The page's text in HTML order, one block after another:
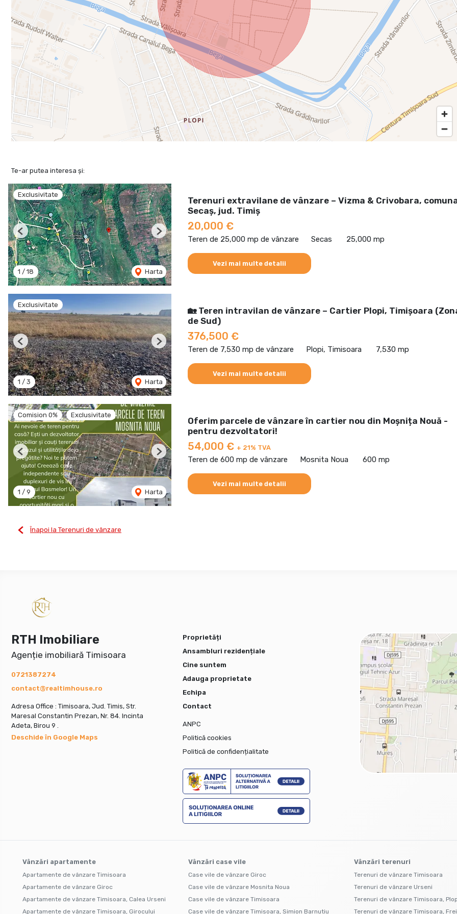
Te-ar putea interesa și:
Exclusivitate
1 / 18 Harta
Previous Next
Terenuri extravilane de vânzare – Vizma & Crivobara,
Secaș, jud. Timiș
20,000 €
Teren de 25,000 mp de vânzare Secas 25,000 mp
Vezi mai multe detalii
Exclusivitate
1 / 3 Harta
Previous Next
🏡 Teren intravilan de vânzare – Cartier Plopi, Timișoara
de Sud)
376,500 €
Teren de 7,530 mp de vânzare Plopi, Timisoara 7,530 mp
Vezi mai multe detalii
Comision 0% Exclusivitate
1 / 9 Harta
Previous Next
Oferim parcele de vânzare în cartier nou din Moșnița Nouă -
pentru dezvoltatori!
54,000 € + 21% TVA
Teren de 600 mp de vânzare Mosnita Noua 600 mp
Vezi mai multe detalii
Înapoi la Terenuri de vânzare
RTH Imobiliare
Agenție imobiliară Timisoara
0721387274
contact@realtimhouse.ro
Adresa Office : Timisoara, Jud. Timis, Str.
Maresal Constantin Prezan, Nr. 84. Incinta
Adeta, Birou 9 .
Deschide în Google Maps
Proprietăți
Ansambluri rezidențiale
Cine suntem
Adauga proprietate
Echipa
Contact
ANPC
Politică cookies
Politică de confidențialitate
Vânzări apartamente
Apartamente de vânzare Timisoara
Apartamente de vânzare Giroc
Apartamente de vânzare Timisoara, Calea Urseni
Apartamente de vânzare Timisoara, Girocului
Vânzări case vile
Case vile de vânzare Giroc
Case vile de vânzare Mosnita Noua
Case vile de vânzare Timisoara
Case vile de vânzare Timisoara, Simion Barnutiu
Vânzări terenuri
Terenuri de vânzare Timisoara
Terenuri de vânzare Urseni
Terenuri de vânzare Timisoara,
Terenuri de vânzare Timisoara,